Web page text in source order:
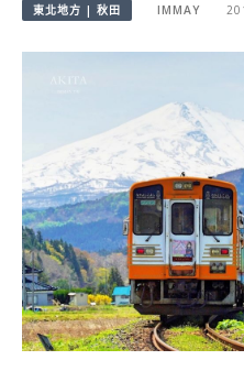
東北地方 | 秋田 IMMAY